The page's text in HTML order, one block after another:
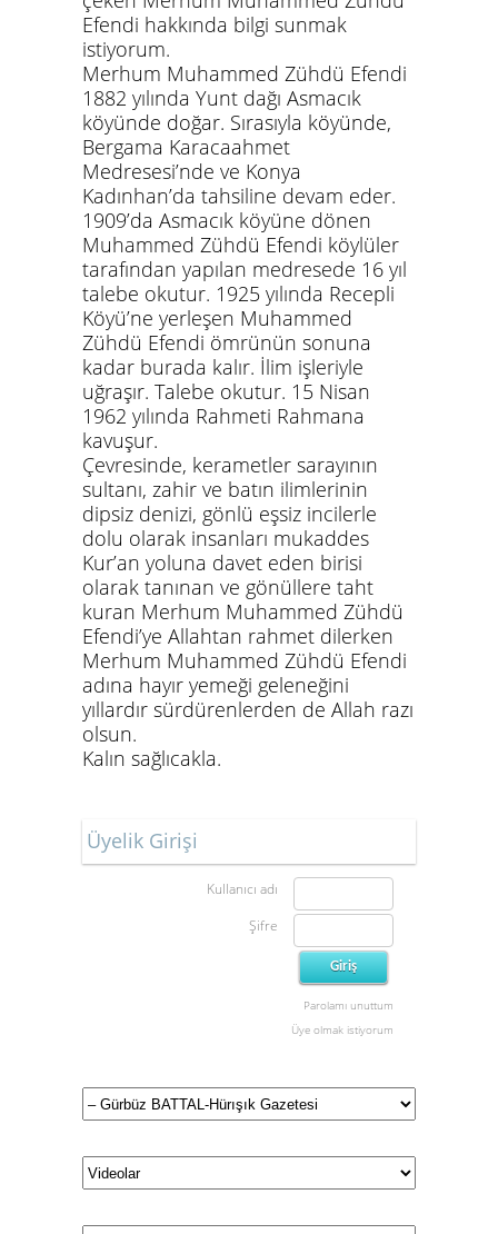
Efendi hakkında bilgi sunmak
istiyorum.
Merhum Muhammed Zühdü Efendi
1882 yılında Yunt dağı Asmacık
köyünde doğar. Sırasıyla köyünde,
Bergama Karacaahmet
Medresesi’nde ve Konya
Kadınhan’da tahsiline devam eder.
1909’da Asmacık köyüne dönen
Muhammed Zühdü Efendi köylüler
tarafından yapılan medresede 16 yıl
talebe okutur. 1925 yılında Recepli
Köyü’ne yerleşen Muhammed
Zühdü Efendi ömrünün sonuna
kadar burada kalır. İlim işleriyle
uğraşır. Talebe okutur. 15 Nisan
1962 yılında Rahmeti Rahmana
kavuşur.
Çevresinde, kerametler sarayının
sultanı, zahir ve batın ilimlerinin
dipsiz denizi, gönlü eşsiz incilerle
dolu olarak insanları mukaddes
Kur’an yoluna davet eden birisi
olarak tanınan ve gönüllere taht
kuran Merhum Muhammed Zühdü
Efendi’ye Allahtan rahmet dilerken
Merhum Muhammed Zühdü Efendi
adına hayır yemeği geleneğini
yıllardır sürdürenlerden de Allah razı
olsun.
Kalın sağlıcakla.
Üyelik Girişi
Kullanıcı adı
Şifre
Parolamı unuttum
Üye olmak istiyorum